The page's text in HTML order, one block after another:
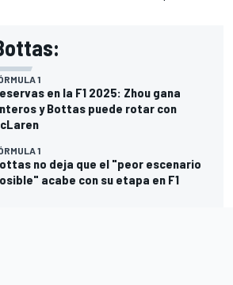
1
en la F1 2025: Zhou gana
y Bottas puede rotar con
1
no deja que el "peor escenario
acabe con su etapa en F1